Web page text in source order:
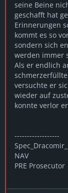
seine Beine
geschafft hat
Erinnerungen
kommt es so
sondern sich
werden immer
Als er endlich
versuchte er
wieder auf
konnte verlor
------------------
NAV
PRE Prosecutor